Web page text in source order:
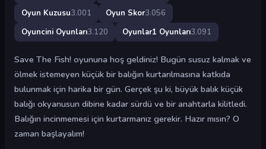
Oyun Kuzusu3.001 Oyun Skor3.056
Oyuncini Oyunları3.120 Oyunlar1 Oyunları3.091
Save The Fish! oyununa hoş geldiniz! Bugün susuz kalmak ve
ölmek istemeyen küçük bir balığın kurtarılmasına katkıda
bulunmak için harika bir gün. Gerçek şu ki, büyük balık küçük
balığı okyanusun dibine kadar sürdü ve bir anahtarla kilitledi.
Balığın incinmemesi için kurtarmanız gerekir. Hazır mısın? O
zaman başlayalım!